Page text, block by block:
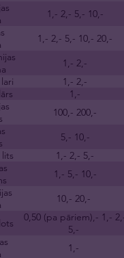
1,- 2,- 5,- 10,-
1,- 2,- 5,- 10,- 20,-
1,- 2,-
1,- 2,-
1,-
100,- 200,-
5,- 10,-
1,- 2,- 5,-
1,- 5,- 10,-
10,- 20,-
0,50 (pa pāriem),- 1,-
5,-
1,-